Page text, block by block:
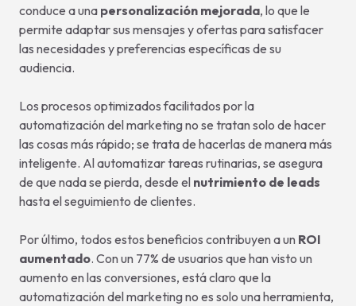
conduce a una personalización mejorada, lo que le
permite adaptar sus mensajes y ofertas para satisfacer
las necesidades y preferencias específicas de su
audiencia.
Los procesos optimizados facilitados por la
automatización del marketing no se tratan solo de hacer
las cosas más rápido; se trata de hacerlas de manera más
inteligente. Al automatizar tareas rutinarias, se asegura
de que nada se pierda, desde el nutrimiento de leads
hasta el seguimiento de clientes.
Por último, todos estos beneficios contribuyen a un ROI
aumentado. Con un 77% de usuarios que han visto un
aumento en las conversiones, está claro que la
automatización del marketing no es solo una herramienta,